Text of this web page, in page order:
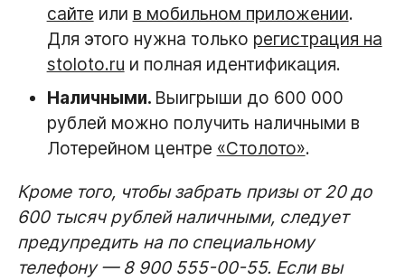
сайте или в мобильном приложении.
Для этого нужна только регистрация на
stoloto.ru и полная идентификация.
Наличными. Выигрыши до 600 000
рублей можно получить наличными в
Лотерейном центре «Столото».
Кроме того, чтобы забрать призы от 20 до
600 тысяч рублей наличными, следует
предупредить на по специальному
телефону — 8 900 555-00-55. Если вы